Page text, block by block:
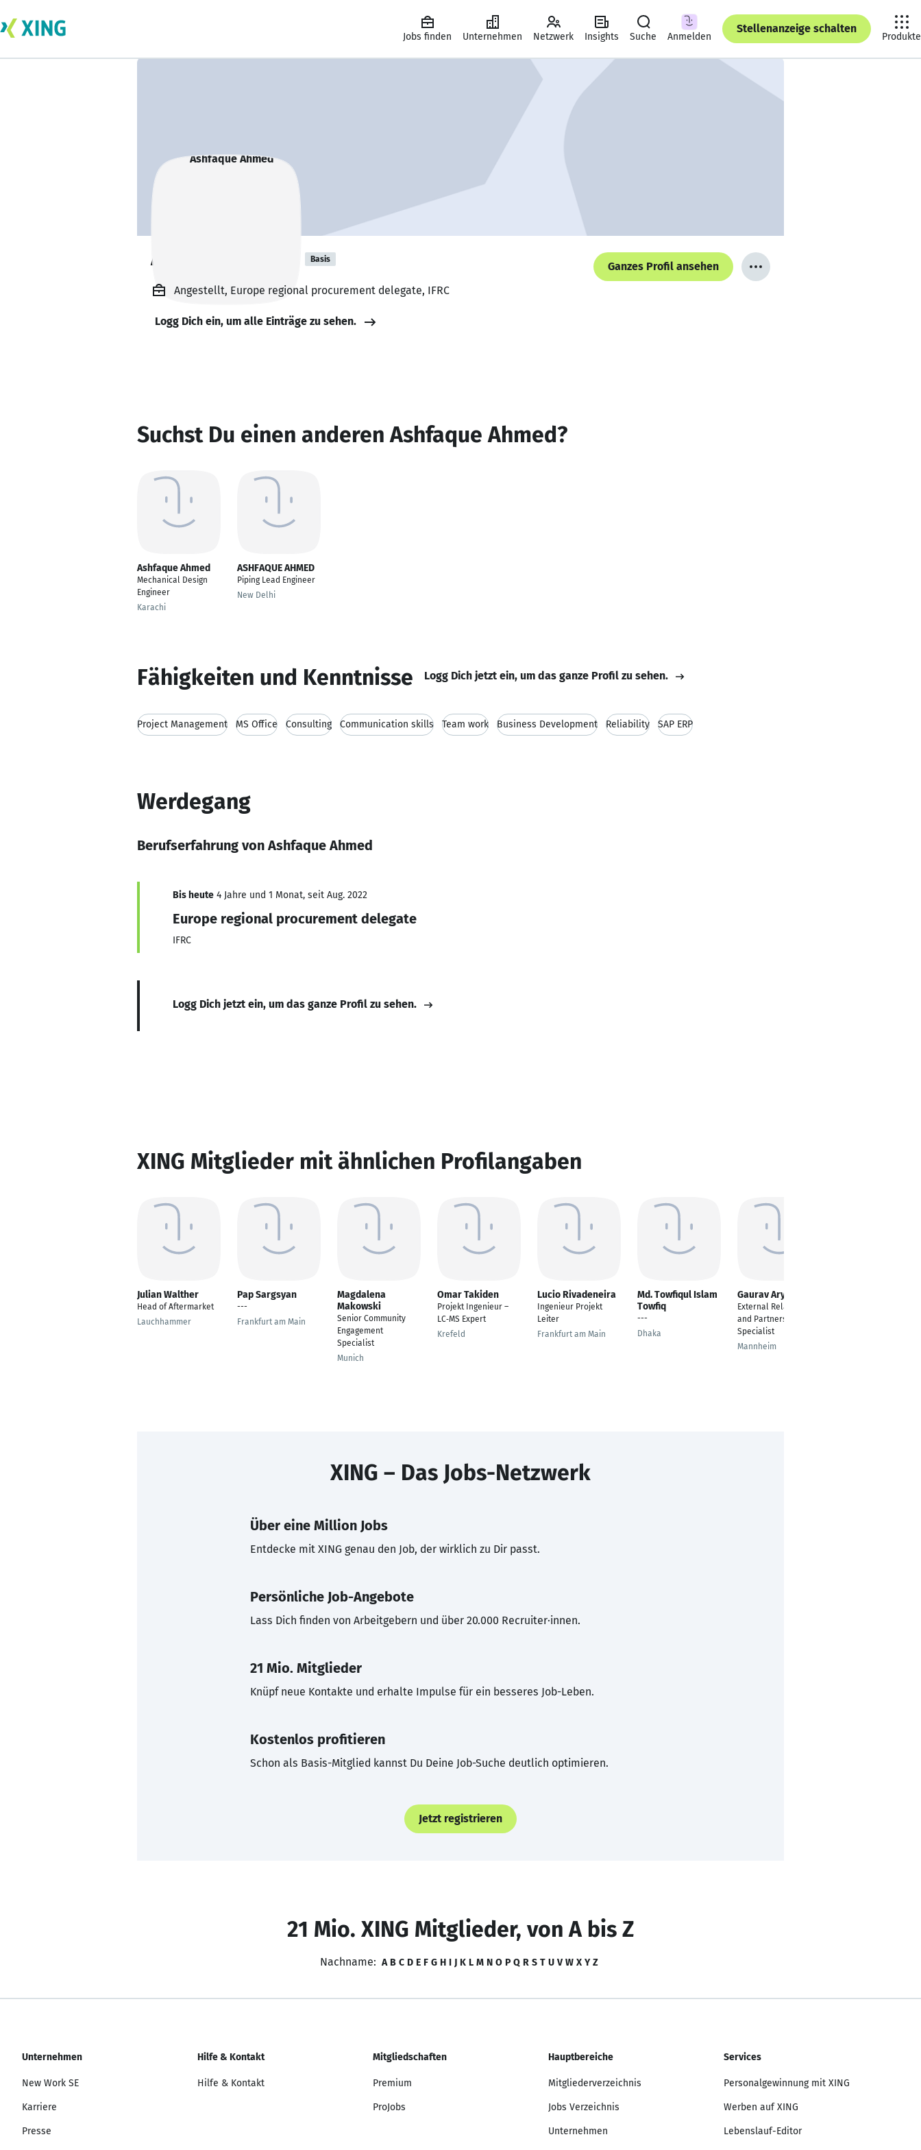
Jobs finden Unternehmen Netzwerk Insights Suche Anmelden
Stellenanzeige schalten
Produkte
Ashfaque Ahmed Basis
Ganzes Profil ansehen
Angestellt, Europe regional procurement delegate, IFRC
Logg Dich ein, um alle Einträge zu sehen.
Suchst Du einen anderen Ashfaque Ahmed?
Ashfaque Ahmed
Mechanical Design
Engineer
Karachi
ASHFAQUE AHMED
Piping Lead Engineer
New Delhi
Fähigkeiten und Kenntnisse Logg Dich jetzt ein, um das ganze Profil zu sehen.
Project Management MS Office Consulting Communication skills Team work Business Development Reliability SAP ERP
Werdegang
Berufserfahrung von Ashfaque Ahmed
Bis heute 4 Jahre und 1 Monat, seit Aug. 2022
Europe regional procurement delegate
IFRC
Logg Dich jetzt ein, um das ganze Profil zu sehen.
XING Mitglieder mit ähnlichen Profilangaben
Julian Walther
Head of Aftermarket
Lauchhammer
Pap Sargsyan
---
Frankfurt am Main
Magdalena
Makowski
Senior Community
Engagement
Specialist
Munich
Omar Takiden
Projekt Ingenieur –
LC‑MS Expert
Krefeld
Lucio Rivadeneira
Ingenieur Projekt
Leiter
Frankfurt am Main
Md. Towfiqul Islam
Towfiq
---
Dhaka
Gaurav Aryal
External Relations
and Partnerships
Specialist
Mannheim
XING – Das Jobs-Netzwerk
Über eine Million Jobs
Entdecke mit XING genau den Job, der wirklich zu Dir passt.
Persönliche Job-Angebote
Lass Dich finden von Arbeitgebern und über 20.000 Recruiter·innen.
21 Mio. Mitglieder
Knüpf neue Kontakte und erhalte Impulse für ein besseres Job-Leben.
Kostenlos profitieren
Schon als Basis-Mitglied kannst Du Deine Job-Suche deutlich optimieren.
Jetzt registrieren
21 Mio. XING Mitglieder, von A bis Z
Nachname: A B C D E F G H I J K L M N O P Q R S T U V W X Y Z
Unternehmen
New Work SE
Karriere
Presse
Hilfe & Kontakt
Hilfe & Kontakt
Mitgliedschaften
Premium
ProJobs
Hauptbereiche
Mitgliederverzeichnis
Jobs Verzeichnis
Unternehmen
Services
Personalgewinnung mit XING
Werben auf XING
Lebenslauf-Editor